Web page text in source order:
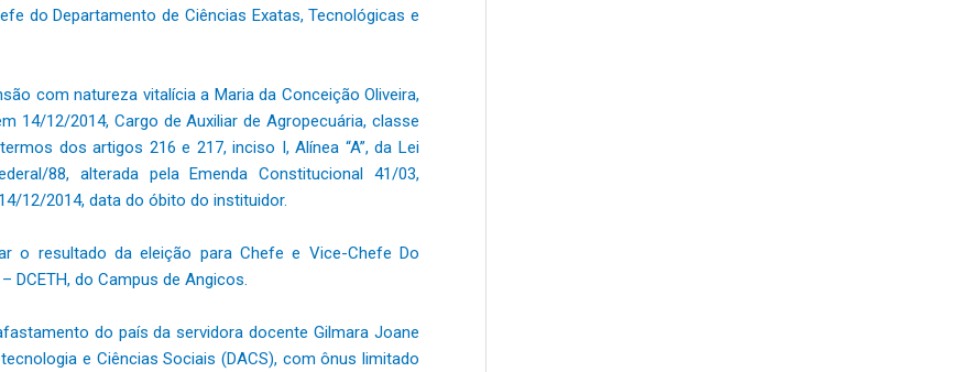
do Departamento de Ciências Exatas, Tecnológicas e
com natureza vitalícia a Maria da Conceição Oliveira,
14/12/2014, Cargo de Auxiliar de Agropecuária, classe
dos artigos 216 e 217, inciso I, Alínea “A”, da Lei
88, alterada pela Emenda Constitucional 41/03,
12/2014, data do óbito do instituidor.
o resultado da eleição para Chefe e Vice-Chefe Do
DCETH, do Campus de Angicos.
do país da servidora docente Gilmara Joane
e Ciências Sociais (DACS), com ônus limitado